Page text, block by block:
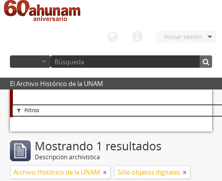
Iniciar sesión
El Archivo Histórico de la UNAM
Filtros
Mostrando 1 resultados
Descripción archivística
Archivo Histórico de la UNAM
Sólo objetos digitales